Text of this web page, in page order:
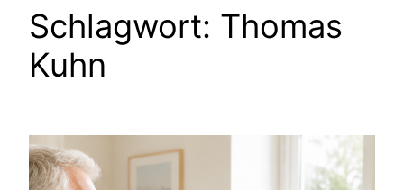
Schlagwort: Thomas
Kuhn